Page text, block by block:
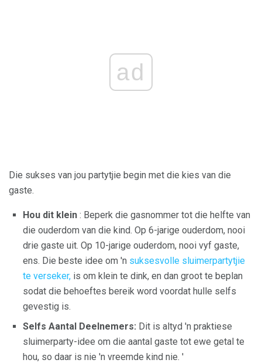
ad
Die sukses van jou partytjie begin met die kies van die
gaste.
Hou dit klein : Beperk die gasnommer tot die helfte van
die ouderdom van die kind. Op 6-jarige ouderdom, nooi
drie gaste uit. Op 10-jarige ouderdom, nooi vyf gaste,
ens. Die beste idee om 'n suksesvolle sluimerpartytjie
te verseker, is om klein te dink, en dan groot te beplan
sodat die behoeftes bereik word voordat hulle selfs
gevestig is.
Selfs Aantal Deelnemers: Dit is altyd 'n praktiese
sluimerparty-idee om die aantal gaste tot ewe getal te
hou, so daar is nie 'n vreemde kind nie. '